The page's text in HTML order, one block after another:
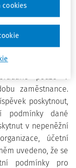
kulturních a
neomezuje
pouze v
zaměstnance.
poskytnout,
podmínky dané
v nepeněžní
účetní
uvedeno, že se
podmínky pro
cookies